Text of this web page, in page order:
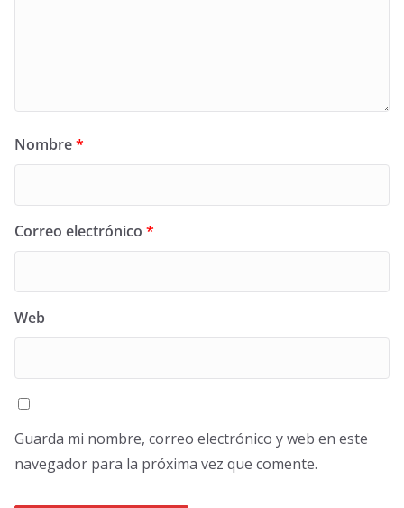
Nombre*
Correo electrónico *
Web
Guarda mi nombre, correo electrónico y web en este
navegador para la próxima vez que comente.